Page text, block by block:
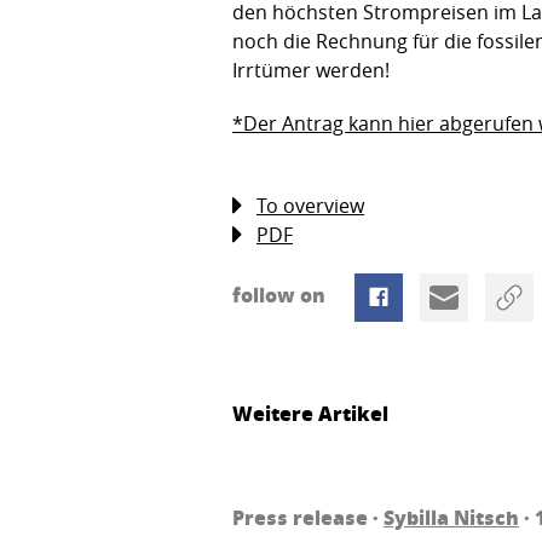
den höchsten Strompreisen im
noch die Rechnung für die
Irrtümer werden!
*Der Antrag kann hier
To overview
PDF
follow on
Weitere Artikel
Press release · Sybilla Nitsch ·